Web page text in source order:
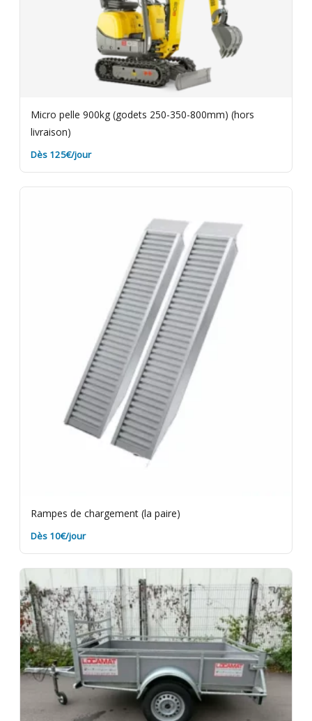
Micro pelle 900kg (godets 250-350-800mm) (hors
livraison)
Dès 125€/jour
Rampes de chargement (la paire)
Dès 10€/jour